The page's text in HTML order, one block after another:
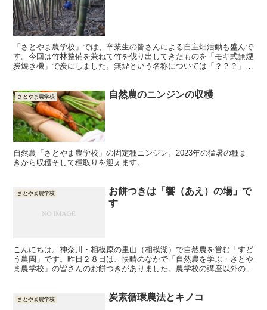
「さとやま農学校」では、卒業生の皆さんによる自主畑活動も盛んで
す。今回は竹林整備を兼ねて竹を伐り出してきたものを「モキ式無煙
炭焼き機」で炭にしました。無煙という名称については「？？？」と
さとやま農学校 自然農のニンジンの収穫
自然農「さとやま農学校」の固定種ニンジン。2023年の猛暑の種ま
きから収穫そして種取りを迎えます。
さとやま農学校
お餅つきは「饗（あえ）の場」で
す
こんにちは。神奈川・相模原の里山（相模湖）で自然農を営む「すど
う農園」です。昨日２８日は、快晴のなかで「自然農を学ぶ・さとや
ま農学校」の皆さんのお餅つきがありました。農学校の講座以外の活
さとやま農学校 炭素循環農法とキノコ